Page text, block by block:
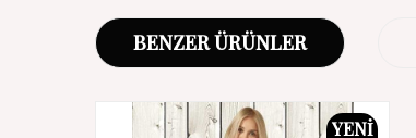
BENZER ÜRÜNLER
YENI